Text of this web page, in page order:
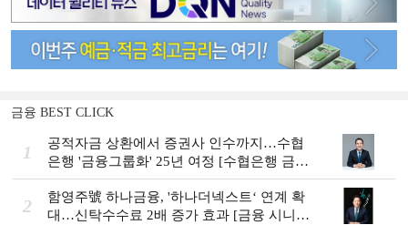
금융 BEST CLICK
1
공적자금 상환에서 증권사 인수까지…수협
은행 '금융그룹화' 25년 여정 [수협은행 금융
그룹의 꿈①]
2
함영주號 하나금융, '하나더넥스트‘ 연계 확
대…신탁수수료 2배 증가 효과 [금융 시니어